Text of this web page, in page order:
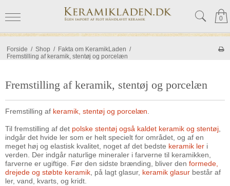
0
Forside / Shop / Fakta om KeramikLaden /
Fremstilling af keramik, stentøj og porcelæn
Fremstilling af keramik, stentøj og porcelæn
Fremstilling af keramik, stentøj og porcelæn
Til fremstilling af det polske stentøj også kaldet keramik og stentøj
indgår det hvide ler som er helt specielt for området, og af en
meget høj og elastisk kvalitet, noget af det bedste keramik ler i
verden. Der indgår naturlige mineraler i farverne til keramikken,
farverne er ugiftige. Før den sidste brænding, bliver den formede,
drejede og støbte keramik , på lagt glasur, keramik glasur består af
ler, vand, kvarts, og kridt.